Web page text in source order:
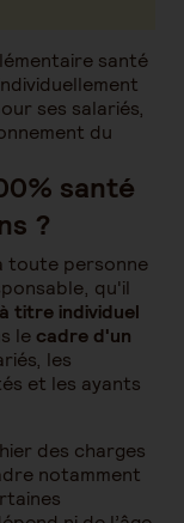
santé
ses salariés,
du
santé
?
toute personne
qu'il
titre individuel
le cadre d'un
les
et les ayants
des charges
notamment